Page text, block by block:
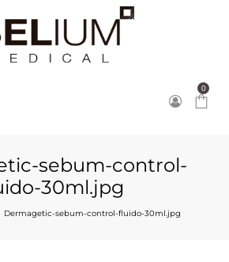
0
sebum-control-
30ml.jpg
Dermagetic-sebum-control-fluido-30ml.jpg